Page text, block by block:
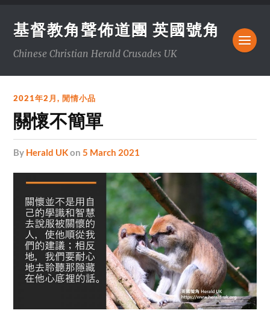
基督教角聲佈道團 英國號角
Chinese Christian Herald Crusades UK
2021年2月, 閒情小品
關懷不簡單
by Herald UKon5 March 2021